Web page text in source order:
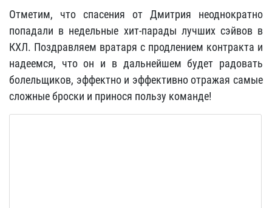
Отметим, что спасения от Дмитрия неоднократно
попадали в недельные хит-парады лучших сэйвов в
КХЛ. Поздравляем вратаря с продлением контракта и
надеемся, что он и в дальнейшем будет радовать
болельщиков, эффектно и эффективно отражая самые
сложные броски и принося пользу команде!